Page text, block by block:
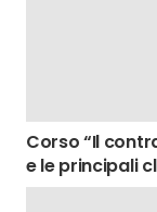
Corso “Il
e le principali